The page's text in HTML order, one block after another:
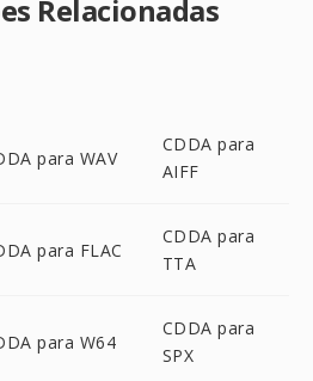
Relacionadas
para WAV
CDDA para
AIFF
para FLAC
CDDA para
TTA
para W64
CDDA para
SPX